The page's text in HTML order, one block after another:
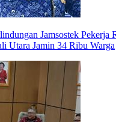
Jamsostek Pekerja
Utara Jamin 34 Ribu Warga